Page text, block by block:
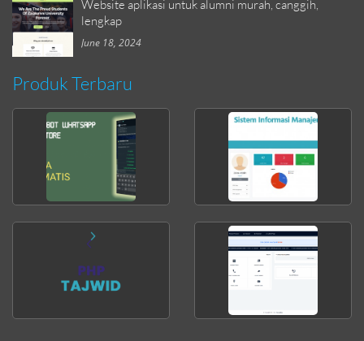
Website aplikasi untuk alumni murah, canggih,
lengkap
June 18, 2024
Produk Terbaru